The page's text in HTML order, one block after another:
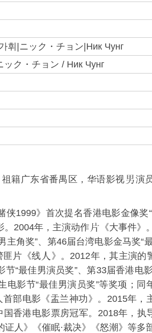
휘|ニック・チョン|Ник Чунг
ク・チョン / Ник Чунг
祖籍广东省番禺区，华语影视 演
侠1999》首次提名香港电影金像奖
。2004年，主演动作 《大事件》
主角奖”、 第46届台湾电影金马奖“
匪片《线 》。2012年，其主演的
节“最佳男演员奖”、第33届香港电
电影节“最佳男演员奖”等奖项；同
首部电影《盂兰神功 》。2015年，
国香港电影票房冠军。2018年，执
证人 》《催眠·裁决》《怒潮 》等多